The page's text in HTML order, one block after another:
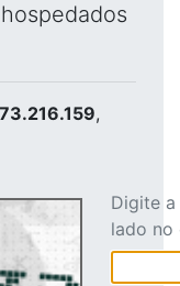
,
Digite
lado no